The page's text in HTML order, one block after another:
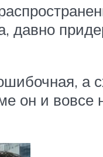
давно
а
он и вовсе